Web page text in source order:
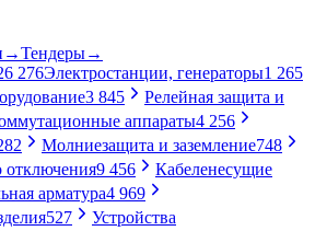
→Тендеры→
276Электростанции, генераторы1 265
3 845
Релейная защита и
аппараты4 256
Молниезащита и заземление748
отключения9 456
Кабеленесущие
арматура4 969
527
Устройства